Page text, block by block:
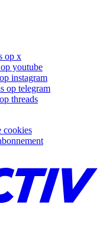
op x
youtube
instagram
op telegram
threads
cookies